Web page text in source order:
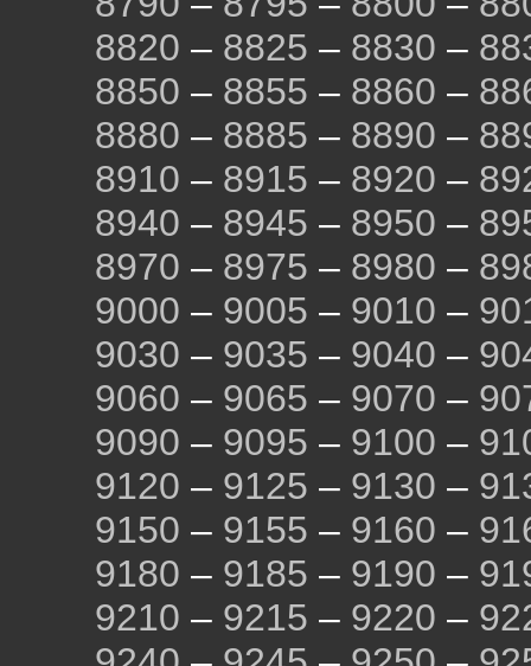
8820 – 8825 – 8830 –
8850 – 8855 – 8860 –
8880 – 8885 – 8890 –
8910 – 8915 – 8920 –
8940 – 8945 – 8950 –
8970 – 8975 – 8980 –
9000 – 9005 – 9010 –
9030 – 9035 – 9040 –
9060 – 9065 – 9070 –
9090 – 9095 – 9100 –
9120 – 9125 – 9130 –
9150 – 9155 – 9160 –
9180 – 9185 – 9190 –
9210 – 9215 – 9220 –